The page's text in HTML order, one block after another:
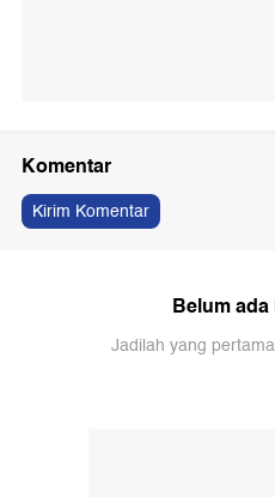
Komentar
Kirim Komentar
Belum
Jadilah yang